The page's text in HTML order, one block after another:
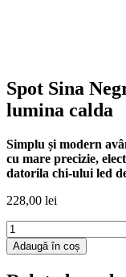
Spot Sina
lumina calda
Simplu și modern
cu mare precizie,
datorila chi-ului led
228,00 lei
Cantitate
Spot
Sina
Adaugă în coș